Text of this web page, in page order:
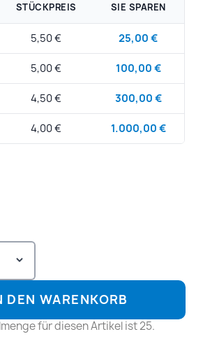
STÜCKPREIS SIE SPAREN
5,50 € 25,00 €
5,00 € 100,00 €
4,50 € 300,00 €
4,00 € 1.000,00 €
DEN WARENKORB
für diesen Artikel ist 25.